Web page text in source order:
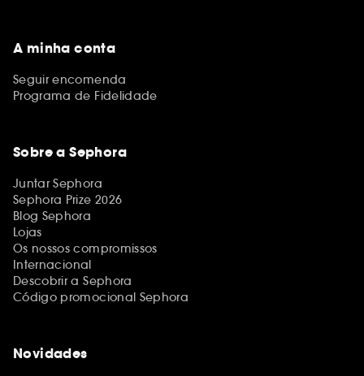
A minha conta
Seguir encomenda
Programa de Fidelidade
Sobre a Sephora
Juntar Sephora
Sephora Prize 2026
Blog Sephora
Lojas
Os nossos compromissos
Internacional
Descobrir a Sephora
Código promocional Sephora
Novidades